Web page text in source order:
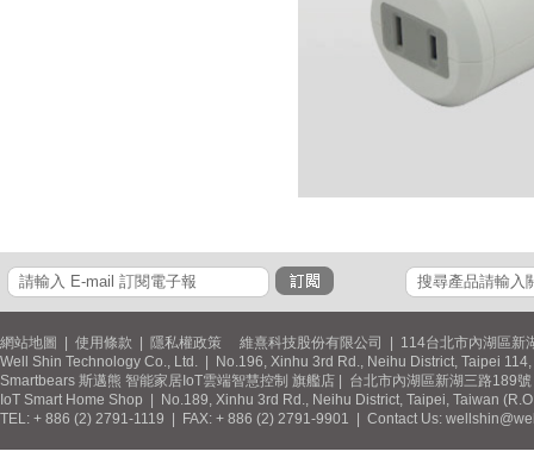
網站地圖 使用條款 隱私權政策 維熹科技股份有限公司 | 114台北市內湖區新
Well Shin Technology Co., Ltd. | No.196, Xinhu 3rd Rd., Neihu District, Taipei
Smartbears 斯邁熊 智能家居IoT雲端智慧控制 旗艦店 | 台北市內湖區新湖三路189
IoT Smart Home Shop | No.189, Xinhu 3rd Rd., Neihu District, Taipei, Taiwan
TEL: + 886 (2) 2791-1119 | FAX: + 886 (2) 2791-9901 | Contact Us: